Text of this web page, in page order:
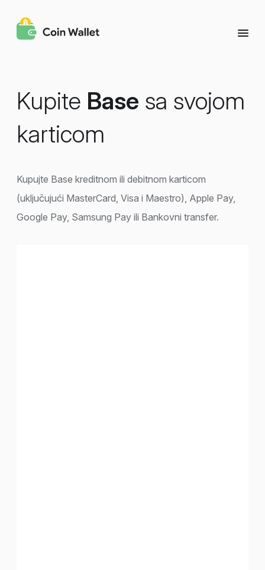
Kupite Base sa svojom
karticom
Kupujte Base kreditnom ili debitnom karticom
(uključujući MasterCard, Visa i Maestro), Apple Pay,
Google Pay, Samsung Pay ili Bankovni transfer.